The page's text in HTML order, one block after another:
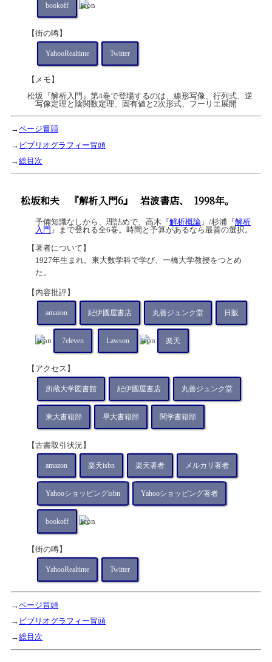
bookoff
【街の噂】
YahooRealtime Twitter
【メモ】
松坂『解析入門』第4巻で登場するのは、線形写像、行列式、逆
写像定理と陰関数定理、固有値と2次形式、フーリエ展開
→ページ冒頭
→ ビブリオグラフィー冒頭
→総目次
松坂和夫 『解析入門6』 岩波書店、 1998年。
予備知識なしから、理詰めで、高木『解析概論』/杉浦『解析
入門 』まで登れる全6巻。時間と予算があるなら最善の選択。
【著者について】
1927年生まれ。東大数学科で学び、一橋大学教授をつとめ
た。
【内容批評】
amazon 紀伊國屋書店 丸善ジュンク堂 日販
7eleven Lawson 楽天
【アクセス】
所蔵大学図書館 紀伊國屋書店 丸善ジュンク堂
東大書籍部 早大書籍部 関学書籍部
【古書取引状況】
amazon 楽天isbn 楽天著者 メルカリ著者
Yahooショッピングisbn Yahooショッピング著者
bookoff
【街の噂】
YahooRealtime Twitter
→ページ冒頭
→ ビブリオグラフィー冒頭
→総目次